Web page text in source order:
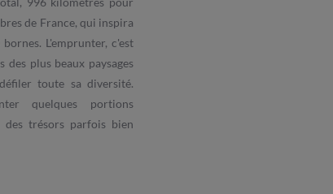
de France, qui inspira
L'emprunter, c'est
plus beaux paysages
toute sa diversité.
quelques portions
trésors parfois bien